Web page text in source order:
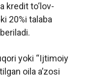
kredit to‘lov-
20%i talaba
yoki “Ijtimoiy
oila a’zosi